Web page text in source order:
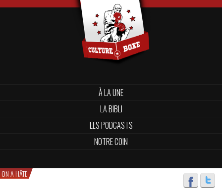
À LA UNE
LA BIBLI
LES PODCASTS
NOTRE COIN
ON A HÂTE